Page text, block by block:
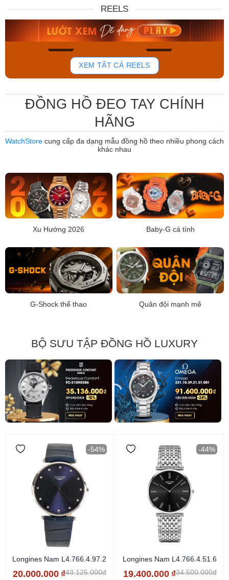
REELS
767
Mua ngay Mua ngay
XEM TẤT CẢ REELS
ĐỒNG HỒ ĐEO TAY CHÍNH
HÃNG
WatchStore cung cấp đa dạng mẫu đồng hồ theo nhiều phong cách
khác nhau
Xu Hướng 2026 Baby-G cá tính
G-Shock thể thao Quân đội mạnh mẽ
BỘ SƯU TẬP ĐỒNG HỒ LUXURY
-54%
Longines Nam L4.766.4.97.2
20.000.000 ₫43.125.000đ
-44%
Longines Nam L4.766.4.51.6
19.400.000 ₫34.500.000đ